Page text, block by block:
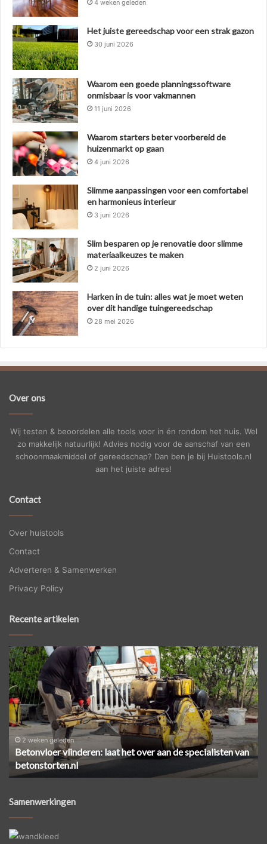
4 weken geleden
Het juiste gereedschap voor een strak gazon
30 juni 2026
Waarom een goede planningssoftware
onmisbaar is voor vakmannen
11 juni 2026
Waarom starters beter voorbereid de
huizenmarkt op gaan
4 juni 2026
Slimme aanpassingen voor een comfortabel
en harmonieus interieur
3 juni 2026
Slim besparen op je renovatie door slimme
materiaalkeuzes te maken
2 juni 2026
Harken in de tuin: alles wat je moet weten
over dit handige tuingereedschap
28 mei 2026
Over ons
Wij testen & beoordelen alle tools voor in én rondom het huis. Wel
zo makkelijk natuurlijk! Advies nodig voor de aanschaf van een
schoonmaakmiddel of gereedschap? Dan ben je bij Huistools.nl
aan het juiste adres!
Contact
Over huistools
Contact
Adverteren & Samenwerken
Privacy Policy
Recente artikelen
Betonvloer
vlinderen:
laat
het
over
aan
de
specialisten
van
betonstorten.nl
2 weken geleden
Betonvloer vlinderen: laat het over aan de specialisten van
betonstorten.nl
zo
Samenwerkingen